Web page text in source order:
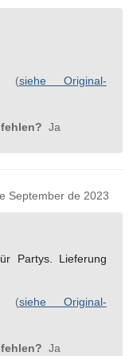
(siehe Original-
Ja
de 2023
Partys. Lieferung
(siehe Original-
Ja